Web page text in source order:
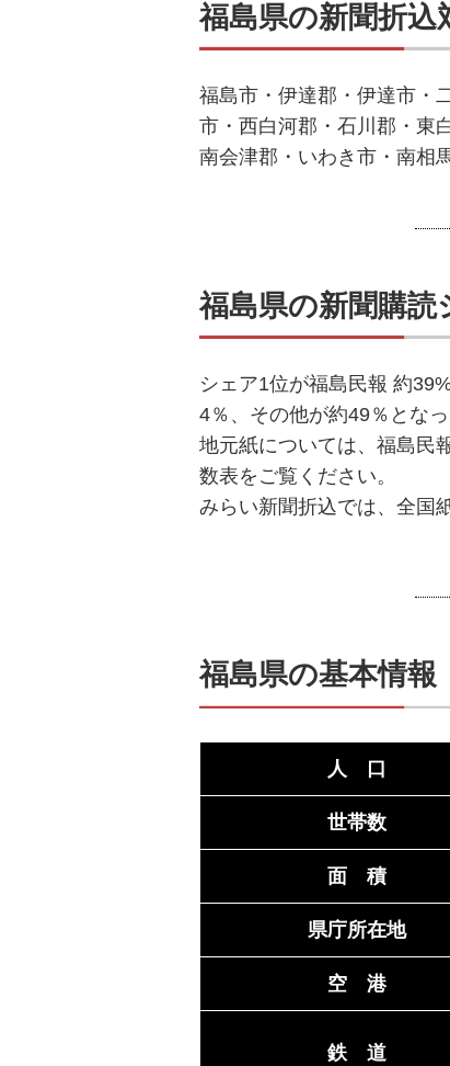
福島県の新聞折込
福島市・伊達郡・伊達市・
市・西白河郡・石川郡・東
南会津郡・いわき市・南相
福島県の新聞購読
シェア1位が福島民報 約
4％、その他が約49％となっ
地元紙については、福島民
数表をご覧ください。
みらい新聞折込では、全国
福島県の基本情報
人 口
世帯数
面 積
県庁所在地
空 港
鉄 道